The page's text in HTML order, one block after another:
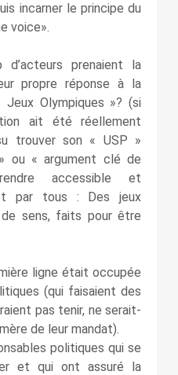
incarner le principe du
voice».
prenaient la
propre réponse à la
Olympiques »? (si
ait été réellement
trouver son « USP »
ou « argument clé de
accessible et
par tous : Des jeux
sens, faits pour être
ligne était occupée
(qui faisaient des
pas tenir, ne serait-
de leur mandat).
politiques qui se
et qui ont assuré la